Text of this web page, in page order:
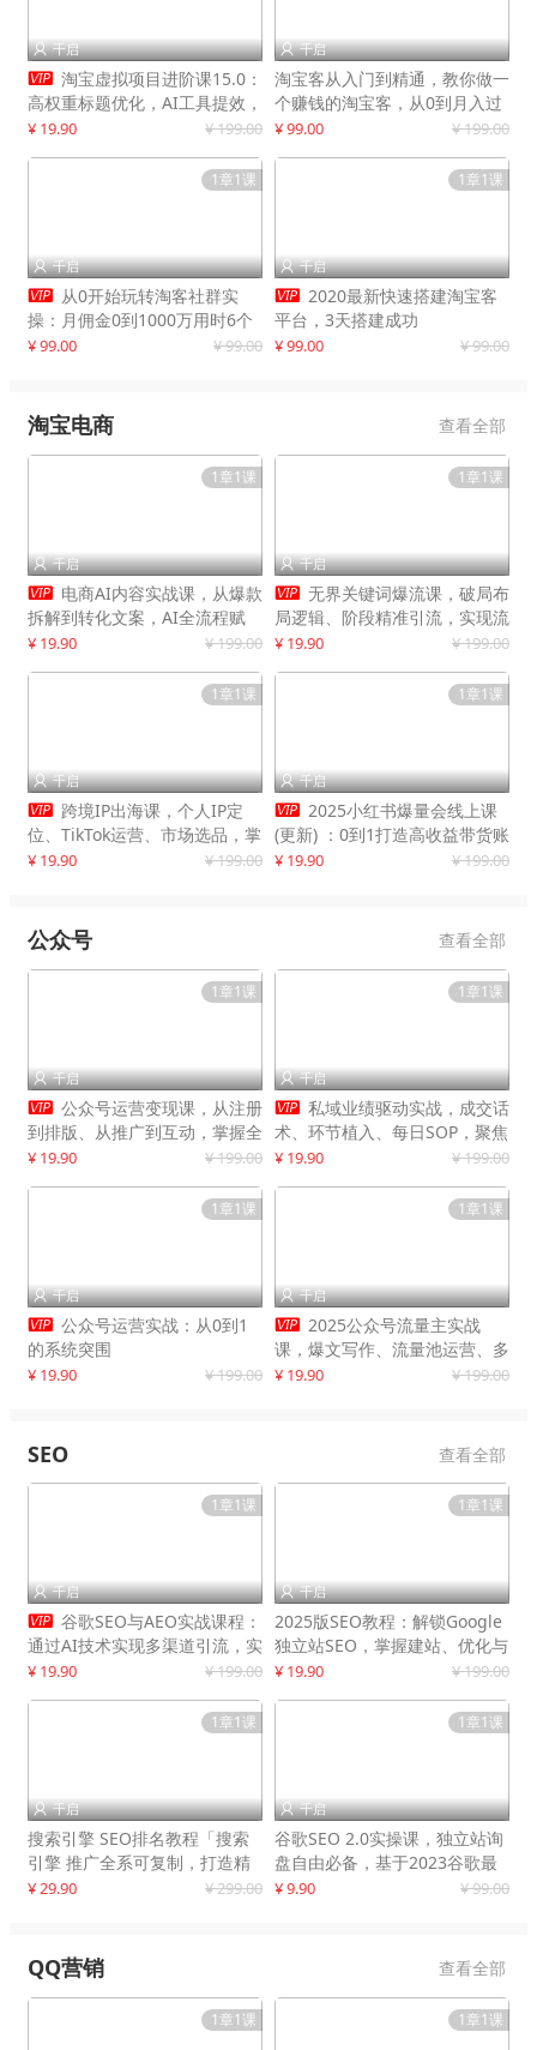
 千启
 淘宝虚拟项目进阶课15.0：
高权重标题优化，AI工具提效，
自动盈利模式搭建
¥ 19.90 ¥ 199.00
 千启
淘宝客从入门到精通，教你做一
个赚钱的淘宝客，从0到月入过
万
¥ 99.00 ¥ 199.00
1章1课
 千启
 从0开始玩转淘客社群实
操：月佣金0到1000万用时6个
月
¥ 99.00 ¥ 99.00
1章1课
 千启
 2020最新快速搭建淘宝客
平台，3天搭建成功
¥ 99.00 ¥ 99.00
淘宝电商 查看全部
1章1课
 千启
 电商AI内容实战课，从爆款
拆解到转化文案，AI全流程赋
能，解放人力，单月节省内容成
¥ 19.90 ¥ 199.00
1章1课
 千启
 无界关键词爆流课，破局布
局逻辑、阶段精准引流，实现流
量翻倍，店铺业绩增长50%+
¥ 19.90 ¥ 199.00
1章1课
 千启
 跨境IP出海课，个人IP定
位、TikTok运营、市场选品，掌
握核心闭环，实现月入1万美金
¥ 19.90 ¥ 199.00
1章1课
 千启
 2025小红书爆量会线上课
(更新) ：0到1打造高收益带货账
号，靠小红书带货年入100w？
¥ 19.90 ¥ 199.00
公众号 查看全部
1章1课
 千启
 公众号运营变现课，从注册
到排版、从推广到互动，掌握全
流程，开启个人品牌月入
¥ 19.90 ¥ 199.00
1章1课
 千启
 私域业绩驱动实战，成交话
术、环节植入、每日SOP，聚焦
增长，驱动营收持续突破
¥ 19.90 ¥ 199.00
1章1课
 千启
 公众号运营实战：从0到1
的系统突围
¥ 19.90 ¥ 199.00
1章1课
 千启
 2025公众号流量主实战
课，爆文写作、流量池运营、多
平台分发，新手日入千元月赚5
¥ 19.90 ¥ 199.00
SEO 查看全部
1章1课
 千启
 谷歌SEO与AEO实战课程：
通过AI技术实现多渠道引流，实
现网站流量增长300%
¥ 19.90 ¥ 199.00
1章1课
 千启
2025版SEO教程：解锁Google
独立站SEO，掌握建站、优化与
变现技巧
¥ 19.90 ¥ 199.00
1章1课
 千启
搜索引擎 SEO排名教程「搜索
引擎 推广全系可复制，打造精
准被动流量系统
¥ 29.90 ¥ 299.00
1章1课
 千启
谷歌SEO 2.0实操课，独立站询
盘自由必备，基于2023谷歌最
新算法录制
¥ 9.90 ¥ 99.00
QQ营销 查看全部
1章1课 1章1课